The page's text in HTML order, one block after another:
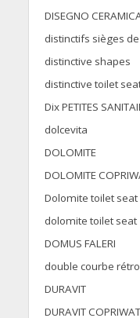
DISEGNO
distinctifs sièges
distinctive shapes
distinctive toilet
Dix PETITES
dolcevita
DOLOMITE
DOLOMITE
Dolomite toilet seat
dolomite toilet seat
DOMUS FALERI
double courbe rétro
DURAVIT
DURAVIT